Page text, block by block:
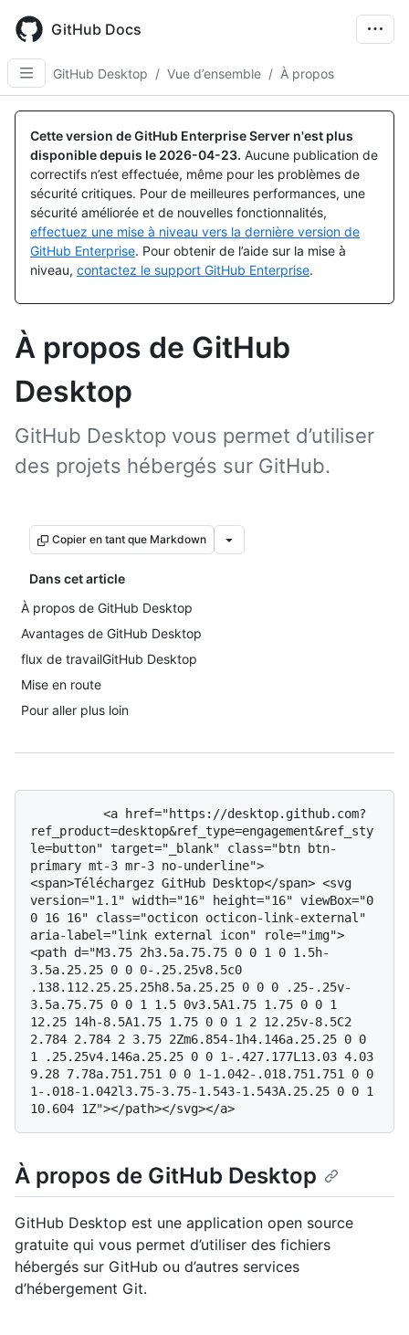
main
content
GitHub Docs
GitHub Desktop / Vue d’ensemble / À propos
Cette version de GitHub Enterprise Server n'est plus
disponible depuis le 2026-04-23. Aucune publication de
correctifs n’est effectuée, même pour les problèmes de
sécurité critiques. Pour de meilleures performances, une
sécurité améliorée et de nouvelles fonctionnalités,
effectuez une mise à niveau vers la dernière version de
GitHub Enterprise. Pour obtenir de l’aide sur la mise à
niveau, contactez le support GitHub Enterprise.
À propos de GitHub
Desktop
GitHub Desktop vous permet d’utiliser
des projets hébergés sur GitHub.
Copier en tant que Markdown
Dans cet article
À propos de GitHub Desktop
Avantages de GitHub Desktop
flux de travailGitHub Desktop
Mise en route
Pour aller plus loin
ref_product=desktop&ref_type=engagement&ref_sty
le=button" target="_blank" class="btn btn-
primary mt-3 mr-3 no-underline">
<span>Téléchargez GitHub Desktop</span> <svg
version="1.1" width="16" height="16" viewBox="0
0 16 16" class="octicon octicon-link-external"
aria-label="link external icon" role="img">
<path d="M3.75 2h3.5a.75.75 0 0 1 0 1.5h-
3.5a.25.25 0 0 0-.25.25v8.5c0
.138.112.25.25.25h8.5a.25.25 0 0 0 .25-.25v-
3.5a.75.75 0 0 1 1.5 0v3.5A1.75 1.75 0 0 1
12.25 14h-8.5A1.75 1.75 0 0 1 2 12.25v-8.5C2
2.784 2.784 2 3.75 2Zm6.854-1h4.146a.25.25 0 0
1 .25.25v4.146a.25.25 0 0 1-.427.177L13.03 4.03
9.28 7.78a.751.751 0 0 1-1.042-.018.751.751 0 0
1-.018-1.042l3.75-3.75-1.543-1.543A.25.25 0 0 1
À propos de GitHub Desktop
GitHub Desktop est une application open source
gratuite qui vous permet d’utiliser des fichiers
hébergés sur GitHub ou d’autres services
d’hébergement Git.